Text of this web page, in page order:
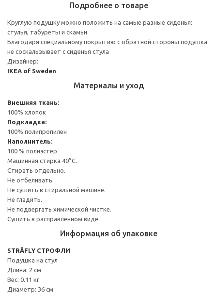
Подробнее о товаре
Круглую подушку можно положить на самые разные сиденья:
стулья, табуреты и скамьи.
Благодаря специальному покрытию с обратной стороны подушка
не соскальзывает с сиденья стула
Дизайнер:
IKEA of Sweden
Материалы и уход
Внешняя ткань:
100% хлопок
Подкладка:
100% полипропилен
Наполнитель:
100 % полиэстер
Машинная стирка 40°С.
Стирать отдельно.
Не отбеливать.
Не сушить в стиральной машине.
Не гладить.
Не подвергать химической чистке.
Сушить в расправленном виде.
Информация об упаковке
STRÅFLY СТРОФЛИ
Подушка на стул
Длина: 2 см
Вес: 0.11 кг
Диаметр: 36 см